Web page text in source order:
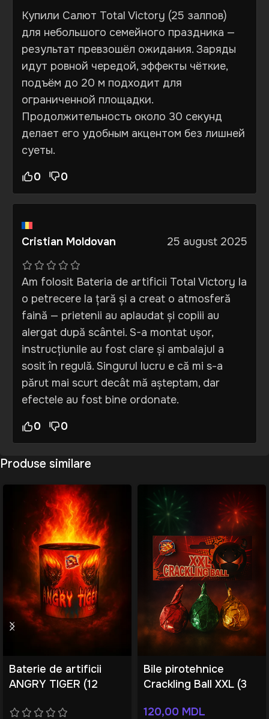
Купили Салют Total Victory (25 залпов)
для небольшого семейного праздника —
результат превзошёл ожидания. Заряды
идут ровной чередой, эффекты чёткие,
подъём до 20 м подходит для
ограниченной площадки.
Продолжительность около 30 секунд
делает его удобным акцентом без лишней
суеты.
0 0
Cristian Moldovan 25 august 2025
Am folosit Bateria de artificii Total Victory la
o petrecere la țară și a creat o atmosferă
faină — prietenii au aplaudat și copiii au
alergat după scântei. S-a montat ușor,
instrucțiunile au fost clare și ambalajul a
sosit în regulă. Singurul lucru e că mi s-a
părut mai scurt decât mă așteptam, dar
efectele au fost bine ordonate.
0 0
Produse similare
Baterie de artificii
ANGRY TIGER (12
Bile pirotehnice
Crackling Ball XXL (3
120,00 MDL